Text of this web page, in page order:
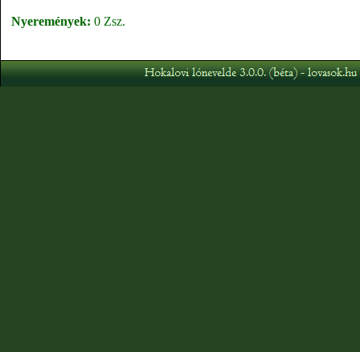
Nyeremények: 0 Zsz.